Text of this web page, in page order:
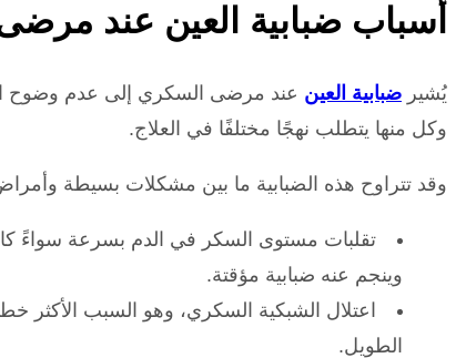
أسباب ضبابية العين عند
يُشير ضبابية العين عند مرضى السكري إلى عدم وضوح
وكل منها يتطلب نهجًا مختلفًا في العلاج.
وقد تتراوح هذه الضبابية ما بين مشكلات بسيطة
تقلبات مستوى السكر في الدم بسرعة سواءً
وينجم عنه ضبابية مؤقتة.
اعتلال الشبكية السكري، وهو السبب الأكثر
الطويل.